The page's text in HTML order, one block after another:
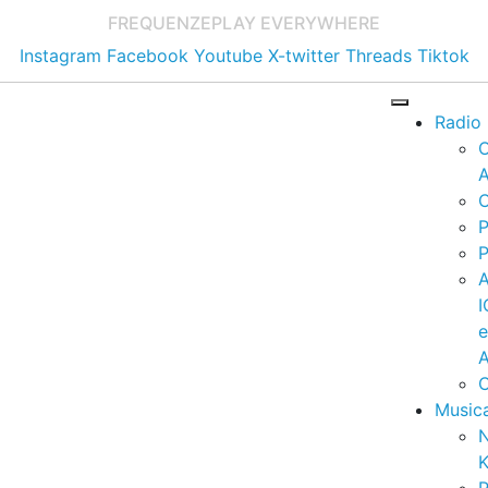
FREQUENZEPLAY EVERYWHERE
Instagram Facebook Youtube X-twitter Threads Tiktok
Radio
e